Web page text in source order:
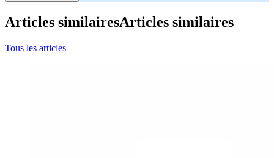
Articles similairesArticles similaires
Tous les articles